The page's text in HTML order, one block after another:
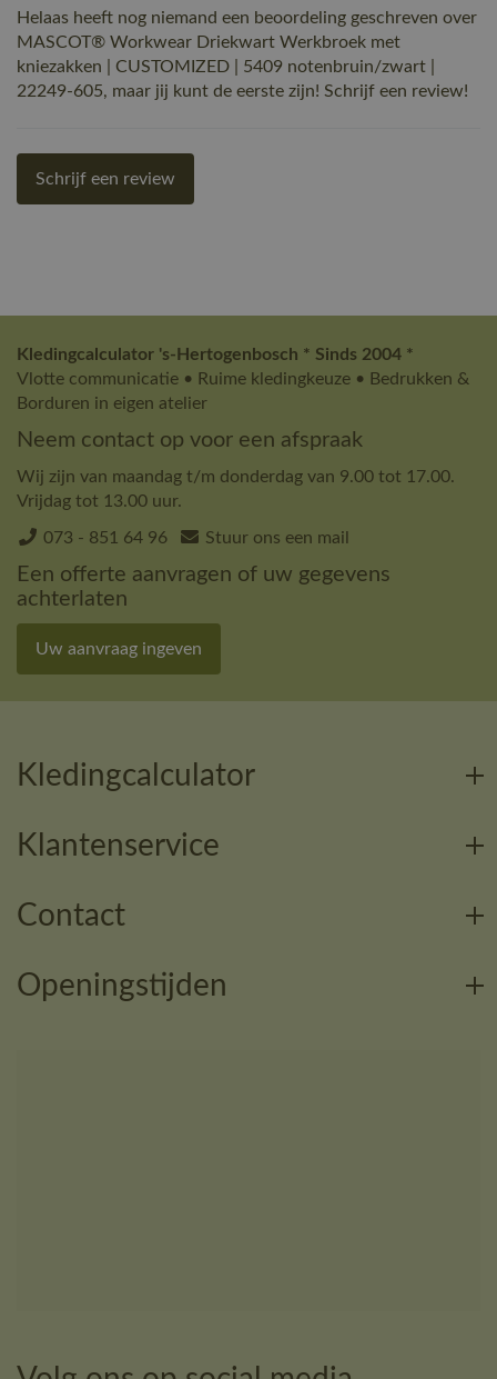
Helaas heeft nog niemand een beoordeling geschreven over
MASCOT® Workwear Driekwart Werkbroek met
kniezakken | CUSTOMIZED | 5409 notenbruin/zwart |
22249-605, maar jij kunt de eerste zijn! Schrijf een review!
Schrijf een review
Kledingcalculator 's-Hertogenbosch * Sinds 2004 *
Vlotte communicatie • Ruime kledingkeuze • Bedrukken &
Borduren in eigen atelier
Neem contact op voor een afspraak
Wij zijn van maandag t/m donderdag van 9.00 tot 17.00.
Vrijdag tot 13.00 uur.
073 - 851 64 96 Stuur ons een mail
Een offerte aanvragen of uw gegevens
achterlaten
Uw aanvraag ingeven
Kledingcalculator
Klantenservice
Contact
Openingstijden